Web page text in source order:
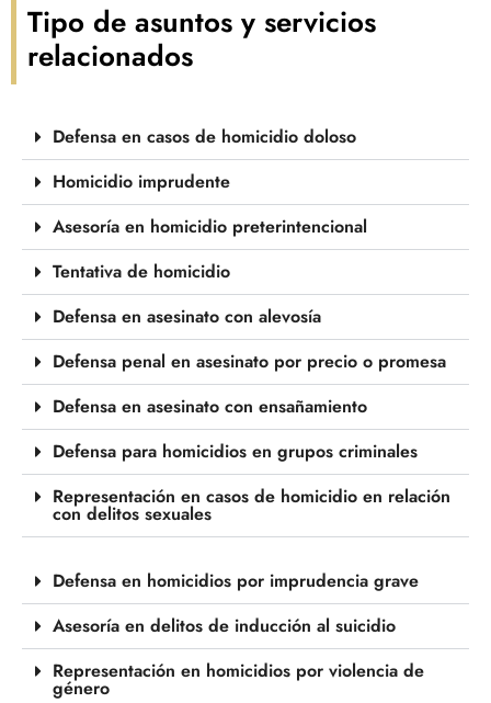
Tipo de asuntos y servicios
relacionados
Defensa en casos de homicidio doloso
Homicidio imprudente
Asesoría en homicidio preterintencional
Tentativa de homicidio
Defensa en asesinato con alevosía
Defensa penal en asesinato por precio o promesa
Defensa en asesinato con ensañamiento
Defensa para homicidios en grupos criminales
Representación en casos de homicidio en relación
con delitos sexuales
Defensa en homicidios por imprudencia grave
Asesoría en delitos de inducción al suicidio
Representación en homicidios por violencia de
género